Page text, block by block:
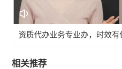
资质代办业务专业办，时效有
相关推荐